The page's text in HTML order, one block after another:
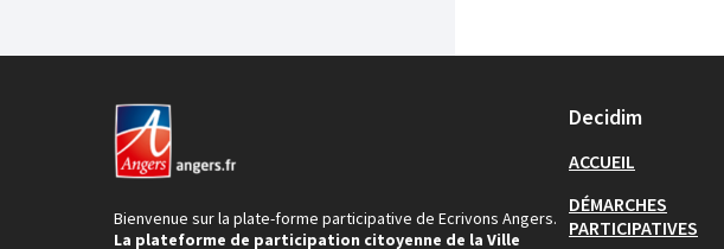
Bienvenue sur la plate-forme participative de Ecrivons Angers.
La plateforme de participation citoyenne de la Ville
Decidim
ACCUEIL
DÉMARCHES
PARTICIPATIVES